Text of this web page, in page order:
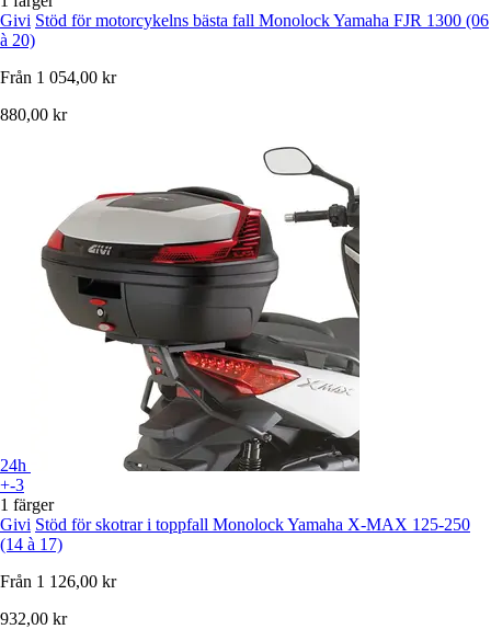
Givi Stöd för motorcykelns bästa fall Monolock Yamaha FJR 1300 (06
à 20)
Från 1 054,00 kr
880,00 kr
24h
+-3
1 färger
Givi Stöd för skotrar i toppfall Monolock Yamaha X-MAX 125-250
(14 à 17)
Från 1 126,00 kr
932,00 kr